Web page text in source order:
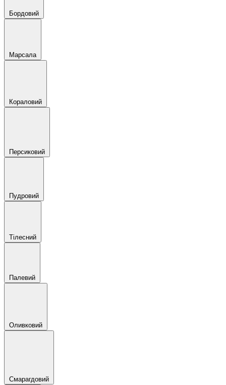
Бордовий
Марсала
Кораловий
Персиковий
Пудровий
Тілесний
Палевий
Оливковий
Смарагдовий